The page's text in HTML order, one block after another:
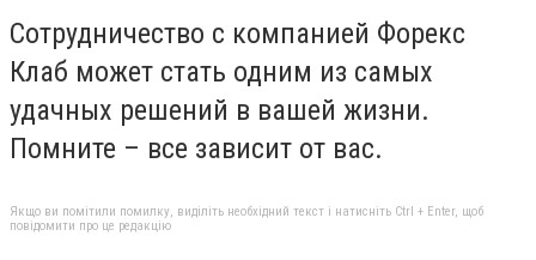
Сотрудничество с компанией Форекс
Клаб может стать одним из самых
удачных решений в вашей жизни.
Помните – все зависит от вас.
Якщо ви помітили помилку, виділіть необхідний текст і натисніть Ctrl + Enter, щоб
повідомити про це редакцію